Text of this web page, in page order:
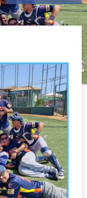
▼
Marlins